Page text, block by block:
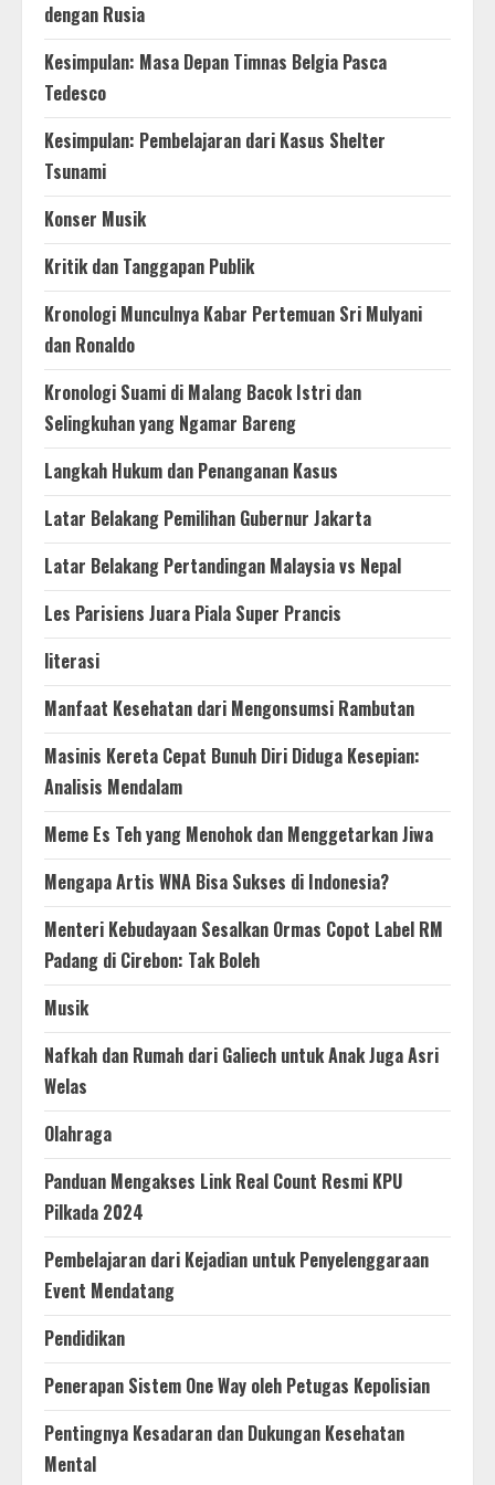
dengan Rusia
Kesimpulan: Masa Depan Timnas Belgia Pasca
Tedesco
Kesimpulan: Pembelajaran dari Kasus Shelter
Tsunami
Konser Musik
Kritik dan Tanggapan Publik
Kronologi Munculnya Kabar Pertemuan Sri Mulyani
dan Ronaldo
Kronologi Suami di Malang Bacok Istri dan
Selingkuhan yang Ngamar Bareng
Langkah Hukum dan Penanganan Kasus
Latar Belakang Pemilihan Gubernur Jakarta
Latar Belakang Pertandingan Malaysia vs Nepal
Les Parisiens Juara Piala Super Prancis
literasi
Manfaat Kesehatan dari Mengonsumsi Rambutan
Masinis Kereta Cepat Bunuh Diri Diduga Kesepian:
Analisis Mendalam
Meme Es Teh yang Menohok dan Menggetarkan Jiwa
Mengapa Artis WNA Bisa Sukses di Indonesia?
Menteri Kebudayaan Sesalkan Ormas Copot Label RM
Padang di Cirebon: Tak Boleh
Musik
Nafkah dan Rumah dari Galiech untuk Anak Juga Asri
Welas
Olahraga
Panduan Mengakses Link Real Count Resmi KPU
Pilkada 2024
Pembelajaran dari Kejadian untuk Penyelenggaraan
Event Mendatang
Pendidikan
Penerapan Sistem One Way oleh Petugas Kepolisian
Pentingnya Kesadaran dan Dukungan Kesehatan
Mental